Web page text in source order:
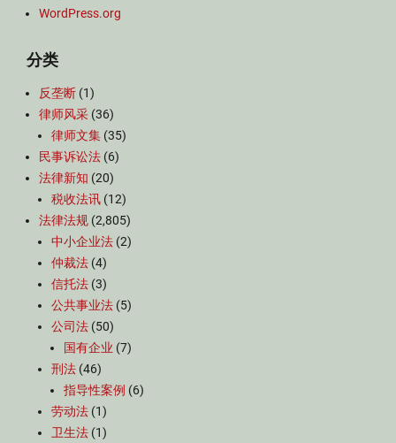
WordPress.org
分类
反垄断 (1)
律师风采 (36)
律师文集 (35)
民事诉讼法 (6)
法律新知 (20)
税收法讯 (12)
法律法规 (2,805)
中小企业法 (2)
仲裁法 (4)
信托法 (3)
公共事业法 (5)
公司法 (50)
国有企业 (7)
刑法 (46)
指导性案例 (6)
劳动法 (1)
卫生法 (1)